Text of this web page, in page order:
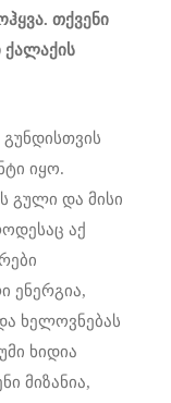
თქვენი
გუნდისთვის
იყო.
გული და მისი
აქ
ენერგია,
ხელოვნებას
ხიდია
მიზანია,